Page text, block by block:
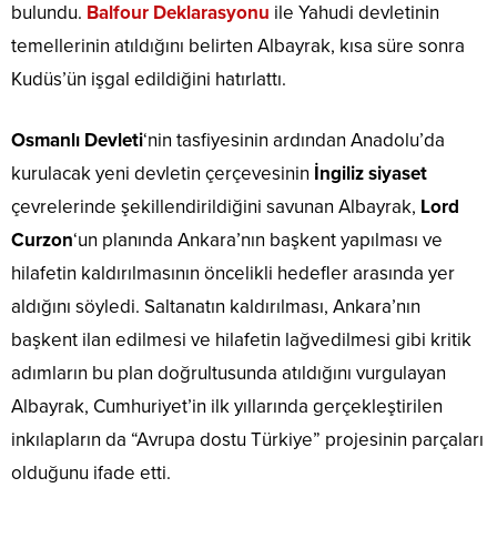
bulundu. Balfour Deklarasyonu ile Yahudi devletinin
temellerinin atıldığını belirten Albayrak, kısa süre sonra
Kudüs’ün işgal edildiğini hatırlattı.
Osmanlı Devleti‘nin tasfiyesinin ardından Anadolu’da
kurulacak yeni devletin çerçevesinin İngiliz siyaset
çevrelerinde şekillendirildiğini savunan Albayrak, Lord
Curzon‘un planında Ankara’nın başkent yapılması ve
hilafetin kaldırılmasının öncelikli hedefler arasında yer
aldığını söyledi. Saltanatın kaldırılması, Ankara’nın
başkent ilan edilmesi ve hilafetin lağvedilmesi gibi kritik
adımların bu plan doğrultusunda atıldığını vurgulayan
Albayrak, Cumhuriyet’in ilk yıllarında gerçekleştirilen
inkılapların da “Avrupa dostu Türkiye” projesinin parçaları
olduğunu ifade etti.